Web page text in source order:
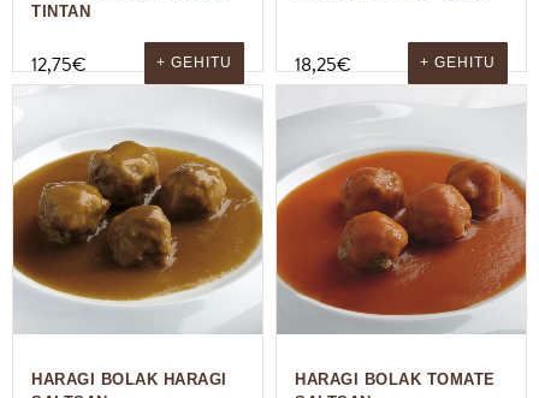
TINTAN
12,75€ + GEHITU 18,25€ + GEHITU
HARAGI BOLAK HARAGI
HARAGI BOLAK TOMATE